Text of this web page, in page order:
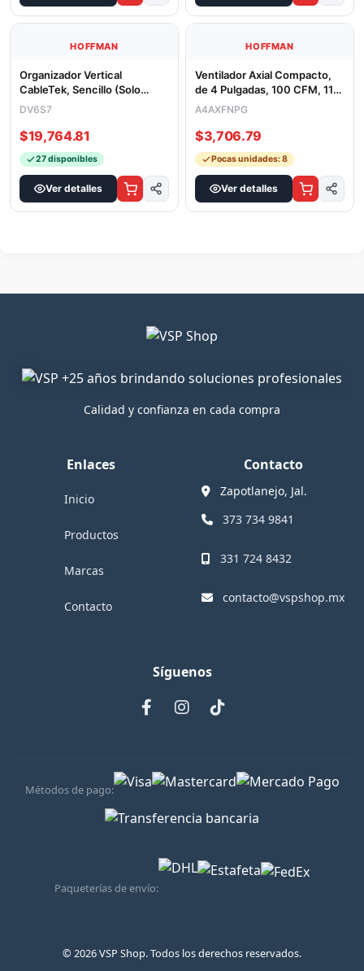
HOFFMAN
Organizador Vertical
CableTek, Sencillo (Solo
Frontal), Para Rack Abierto de
DV6S7
$19,764.81
27 disponibles
Ver detalles
HOFFMAN
Ventilador Axial Compacto,
de 4 Pulgadas, 100 CFM, 115
Vca, De Acero, Color Negr
A4AXFNPG
$3,706.79
Pocas unidades: 8
Ver detalles
Calidad y confianza en cada compra
Enlaces
Inicio
Productos
Marcas
Contacto
Contacto
Zapotlanejo, Jal.
373 734 9841
331 724 8432
contacto@vspshop.mx
Síguenos
Métodos de pago:
Paqueterías de envío:
© 2026 VSP Shop. Todos los derechos reservados.